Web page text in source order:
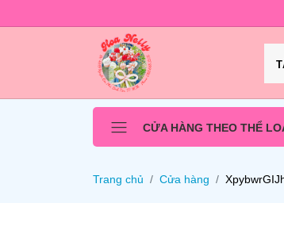
CỬA HÀNG THEO THỂ
Trang chủ Cửa hàng